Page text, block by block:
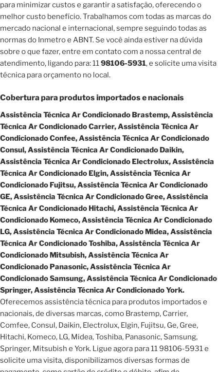
para minimizar custos e garantir a satisfação, oferecendo o
melhor custo benefício. Trabalhamos com todas as marcas do
mercado nacional e internacional, sempre seguindo todas as
normas do Inmetro e ABNT. Se você ainda estiver na dúvida
sobre o que fazer, entre em contato com a nossa central de
atendimento, ligando para: 1198106-5931, e solicite uma visita
técnica para orçamento no local.
Cobertura para produtos importados e nacionais
Assistência Técnica Ar Condicionado Brastemp, Assistência
Técnica Ar Condicionado Carrier, Assistência Técnica Ar
Condicionado Confee, Assistência Técnica Ar Condicionado
Consul, Assistência Técnica Ar Condicionado Daikin,
Assistência Técnica Ar Condicionado Electrolux, Assistência
Técnica Ar Condicionado Elgin, Assistência Técnica Ar
Condicionado Fujitsu, Assistência Técnica Ar Condicionado
GE, Assistência Técnica Ar Condicionado Gree, Assistência
Técnica Ar Condicionado Hitachi, Assistência Técnica Ar
Condicionado Komeco, Assistência Técnica Ar Condicionado
LG, Assistência Técnica Ar Condicionado Midea, Assistência
Técnica Ar Condicionado Toshiba, Assistência Técnica Ar
Condicionado Mitsubish, Assistência Técnica Ar
Condicionado Panasonic, Assistência Técnica Ar
Condicionado Samsung, Assistência Técnica Ar Condicionado
Springer, Assistência Técnica Ar Condicionado York.
Oferecemos assistência técnica para produtos importados e
nacionais, de diversas marcas, como Brastemp, Carrier,
Comfee, Consul, Daikin, Electrolux, Elgin, Fujitsu, Ge, Gree,
Hitachi, Komeco, LG, Midea, Toshiba, Panasonic, Samsung,
Springer, Mitsubish e York. Ligue agora para 11 98106-5931 e
solicite uma visita, disponibilizamos diversas formas de